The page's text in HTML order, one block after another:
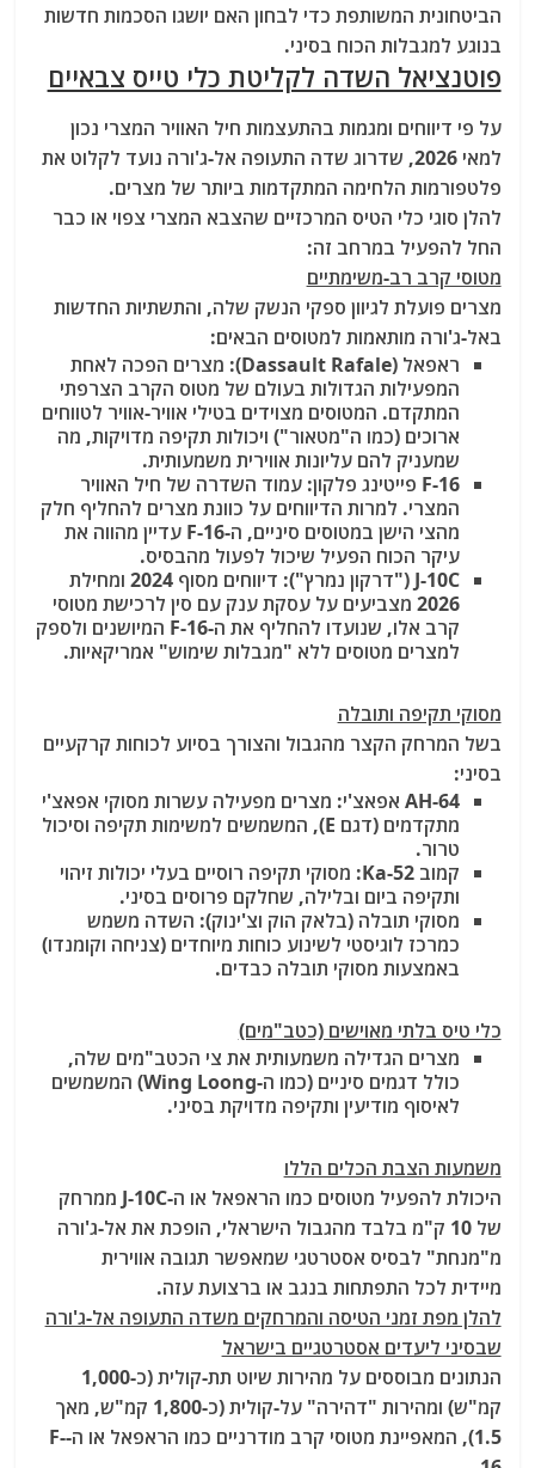
הביטחונית המשותפת כדי לבחון האם יושגו הסכמות חדשות
בנוגע למגבלות הכוח בסיני.
פוטנציאל השדה לקליטת כלי טייס צבאיים
על פי דיווחים ומגמות בהתעצמות חיל האוויר המצרי נכון
למאי 2026, שדרוג שדה התעופה אל-ג'ורה נועד לקלוט את
פלטפורמות הלחימה המתקדמות ביותר של מצרים.
להלן סוגי כלי הטיס המרכזיים שהצבא המצרי צפוי או כבר
החל להפעיל במרחב זה:
מטוסי קרב רב-משימתיים
מצרים פועלת לגיוון ספקי הנשק שלה, והתשתיות החדשות
באל-ג'ורה מותאמות למטוסים הבאים:
ראפאל (Dassault Rafale): מצרים הפכה לאחת
המפעילות הגדולות בעולם של מטוס הקרב הצרפתי
המתקדם. המטוסים מצוידים בטילי אוויר-אוויר לטווחים
ארוכים (כמו ה"מטאור") ויכולות תקיפה מדויקות, מה
שמעניק להם עליונות אווירית משמעותית.
F-16 פייטינג פלקון: עמוד השדרה של חיל האוויר
המצרי. למרות הדיווחים על כוונת מצרים להחליף חלק
מהצי הישן במטוסים סיניים, ה-F-16 עדיין מהווה את
עיקר הכוח הפעיל שיכול לפעול מהבסיס.
J-10C ("דרקון נמרץ"): דיווחים מסוף 2024 ומחילת
2026 מצביעים על עסקת ענק עם סין לרכישת מטוסי
קרב אלו, שנועדו להחליף את ה-F-16 המיושנים ולספק
למצרים מטוסים ללא "מגבלות שימוש" אמריקאיות.
מסוקי תקיפה ותובלה
בשל המרחק הקצר מהגבול והצורך בסיוע לכוחות קרקעיים
בסיני:
AH-64 אפאצ'י: מצרים מפעילה עשרות מסוקי אפאצ'י
מתקדמים (דגם E), המשמשים למשימות תקיפה וסיכול
טרור.
קמוב Ka-52: מסוקי תקיפה רוסיים בעלי יכולות זיהוי
ותקיפה ביום ובלילה, שחלקם פרוסים בסיני.
מסוקי תובלה (בלאק הוק וצ'ינוק): השדה משמש
כמרכז לוגיסטי לשינוע כוחות מיוחדים (צניחה וקומנדו)
באמצעות מסוקי תובלה כבדים.
כלי טיס בלתי מאוישים (כטב"מים)
מצרים הגדילה משמעותית את צי הכטב"מים שלה,
כולל דגמים סיניים (כמו ה-Wing Loong) המשמשים
לאיסוף מודיעין ותקיפה מדויקת בסיני.
משמעות הצבת הכלים הללו
היכולת להפעיל מטוסים כמו הראפאל או ה-J-10C ממרחק
של 10 ק"מ בלבד מהגבול הישראלי, הופכת את אל-ג'ורה
מ"מנחת" לבסיס אסטרטגי שמאפשר תגובה אווירית
מיידית לכל התפתחות בנגב או ברצועת עזה.
להלן מפת זמני הטיסה והמרחקים משדה התעופה אל-ג'ורה
שבסיני ליעדים אסטרטגיים בישראל
הנתונים מבוססים על מהירות שיוט תת-קולית (כ-1,000
קמ"ש) ומהירות "דהירה" על-קולית (כ-1,800 קמ"ש, מאך
1.5), המאפיינת מטוסי קרב מודרניים כמו הראפאל או ה-F-